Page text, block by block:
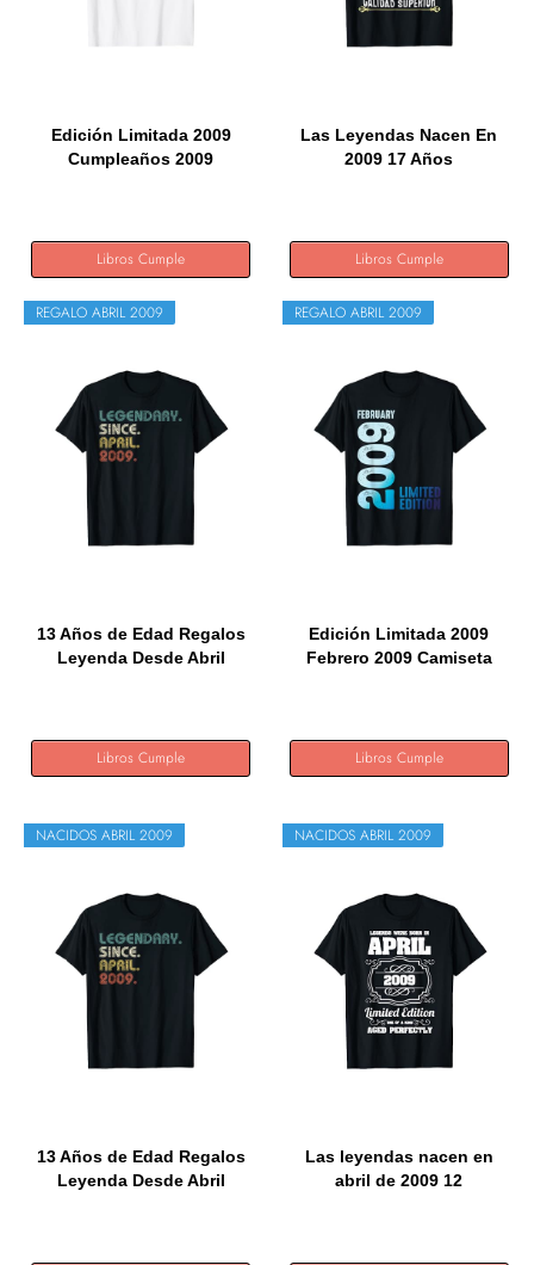
Edición Limitada 2009
Cumpleaños 2009
Libros Cumple
Las Leyendas Nacen En
2009 17 Años
Libros Cumple
REGALO ABRIL 2009
13 Años de Edad Regalos
Leyenda Desde Abril
Libros Cumple
REGALO ABRIL 2009
Edición Limitada 2009
Febrero 2009 Camiseta
Libros Cumple
NACIDOS ABRIL 2009
13 Años de Edad Regalos
Leyenda Desde Abril
NACIDOS ABRIL 2009
Las leyendas nacen en
abril de 2009 12